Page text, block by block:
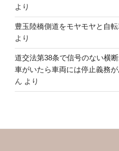
より
豊玉陸橋側道をモヤモヤと自
より
道交法第38条で信号のない横
車がいたら車両には停止義務
ん より